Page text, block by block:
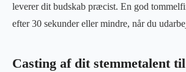
leverer dit budskab præcist. En god
efter 30 sekunder eller mindre, når du
Casting af dit stemmetalent til